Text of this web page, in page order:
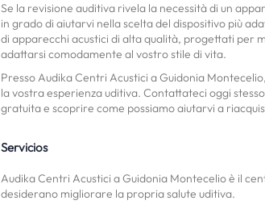
Se la revisione auditiva rivela la necessità di un
in grado di aiutarvi nella scelta del dispositivo più
di apparecchi acustici di alta qualità, progettati per
adattarsi comodamente al vostro stile di vita.
Presso Audika Centri Acustici a Guidonia
la vostra esperienza uditiva. Contattateci oggi
gratuita e scoprire come possiamo aiutarvi a
Servicios
Audika Centri Acustici a Guidonia Montecelio è il
desiderano migliorare la propria salute uditiva.